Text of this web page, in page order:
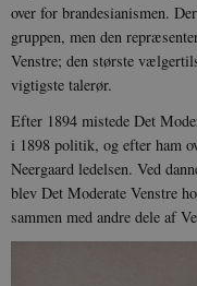
over for brandesianismen.
gruppen, men den
Venstre; den største
vigtigste talerør.
Efter 1894 mistede Det
i 1898 politik, og efter ham
Neergaard ledelsen. Ved
blev Det Moderate Venstre
sammen med andre dele af